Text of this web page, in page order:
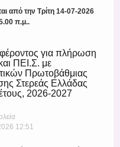
από την Τρίτη 14-07-2026
π.μ..
για πλήρωση
ΠΕΙ.Σ. με
Πρωτοβάθμιας
Στερεάς Ελλάδας
2026-2027
12:51